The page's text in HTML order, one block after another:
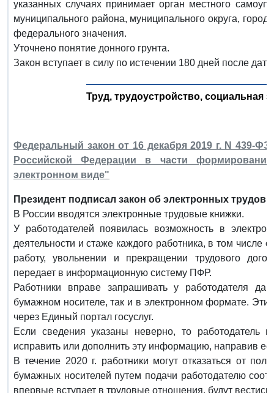
указанных случаях принимает орган местного
муниципального района, муниципального округа,
федерального значения.
Уточнено понятие донного грунта.
Закон вступает в силу по истечении 180 дней после
Труд, трудоустройство, социальная
Федеральный закон от 16 декабря 2019 г. N 439-
Российской Федерации в части
электронном виде"
Президент подписал закон об электронных
В России вводятся электронные трудовые книжки.
У работодателей появилась возможность в
деятельности и стаже каждого работника, в том
работу, увольнении и прекращении трудового
передает в информационную систему ПФР.
Работники вправе запрашивать у работодателя
бумажном носителе, так и в электронном формате.
через Единый портал госуслуг.
Если сведения указаны неверно, то работодатель
исправить или дополнить эту информацию, направив
В течение 2020 г. работники могут отказаться от
бумажных носителей путем подачи работодателю
впервые вступает в трудовые отношения, будут